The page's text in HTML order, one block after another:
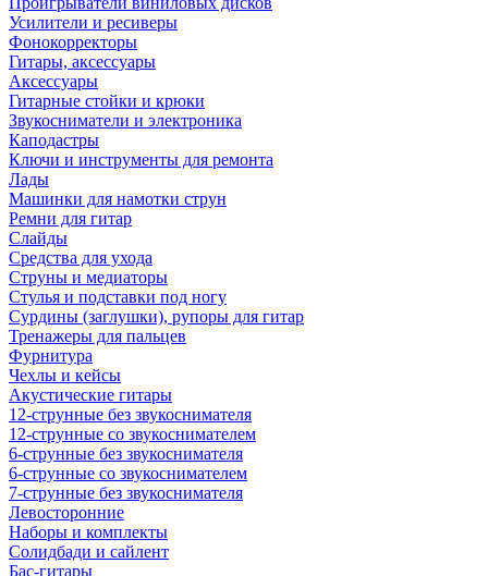
Усилители и ресиверы
Фонокорректоры
Гитары, аксессуары
Аксессуары
Гитарные стойки и крюки
Звукосниматели и электроника
Каподастры
Ключи и инструменты для ремонта
Лады
Машинки для намотки струн
Ремни для гитар
Слайды
Средства для ухода
Струны и медиаторы
Стулья и подставки под ногу
Сурдины (заглушки), рупоры для гитар
Тренажеры для пальцев
Фурнитура
Чехлы и кейсы
Акустические гитары
12-струнные без звукоснимателя
12-струнные со звукоснимателем
6-струнные без звукоснимателя
6-струнные со звукоснимателем
7-струнные без звукоснимателя
Левосторонние
Наборы и комплекты
Солидбади и сайлент
Бас-гитары